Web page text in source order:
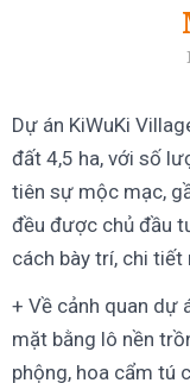
Dự án KiWuKi
đất 4,5 ha, với số
tiên sự mộc mạc,
đều được chủ đầu
cách bày trí, chi tiết
+ Về cảnh quan dự
mặt bằng lô nền
phộng, hoa cẩm tú